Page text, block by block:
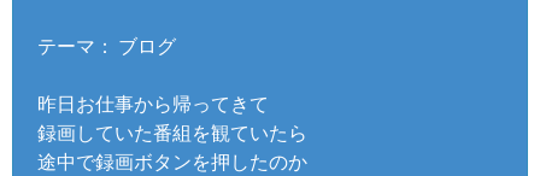
テーマ： ブログ
昨日お仕事から帰ってきて
録画していた番組を観ていたら
途中で録画ボタンを押したのか